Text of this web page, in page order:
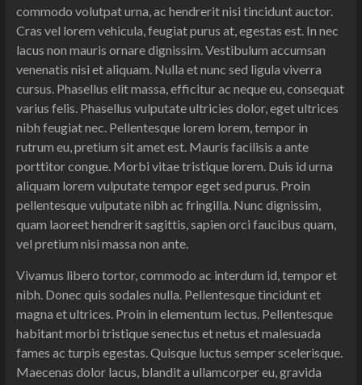
commodo volutpat urna, ac hendrerit nisi tincidunt auctor.
Cras vel lorem vehicula, feugiat purus at, egestas est. In nec
lacus non mauris ornare dignissim. Vestibulum accumsan
venenatis nisi et aliquam. Nulla et nunc sed ligula viverra
cursus. Phasellus elit massa, efficitur ac neque eu, consequat
varius felis. Phasellus vulputate ultricies dolor, eget ultrices
nibh feugiat nec. Pellentesque lorem lorem, tempor in
rutrum eu, pretium sit amet est. Mauris facilisis a ante
porttitor congue. Morbi vitae tristique lorem. Duis id urna
aliquam lorem vulputate tempor eget sed purus. Proin
pellentesque vulputate nibh ac fringilla. Nunc dignissim,
quam laoreet hendrerit sagittis, sapien orci faucibus quam,
vel pretium nisi massa non ante.
Vivamus libero tortor, commodo ac interdum id, tempor et
nibh. Donec quis sodales nulla. Pellentesque tincidunt et
magna et ultrices. Proin in elementum lectus. Pellentesque
habitant morbi tristique senectus et netus et malesuada
fames ac turpis egestas. Quisque luctus semper scelerisque.
Maecenas dolor lacus, blandit a ullamcorper eu, gravida